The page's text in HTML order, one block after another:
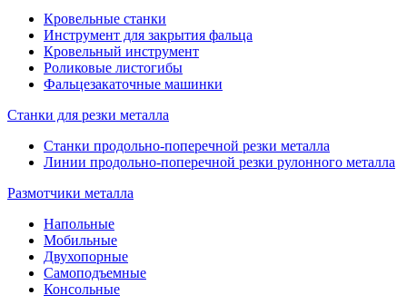
Кровельные станки
Инструмент для закрытия фальца
Кровельный инструмент
Роликовые листогибы
Фальцезакаточные машинки
Станки для резки металла
Станки продольно-поперечной резки металла
Линии продольно-поперечной резки рулонного металла
Размотчики металла
Напольные
Мобильные
Двухопорные
Самоподъемные
Консольные